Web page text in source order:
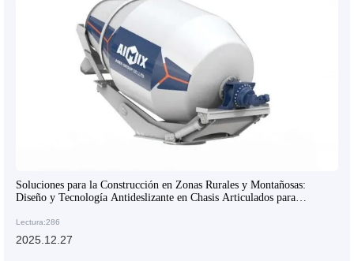
Soluciones para la Construcción en Zonas Rurales y Montañosas:
Diseño y Tecnología Antideslizante en Chasis Articulados para
Lectura:286
2025.12.27